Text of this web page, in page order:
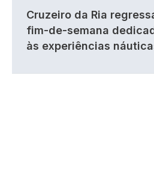
Cruzeiro da Ria
fim-de-semana
às experiências